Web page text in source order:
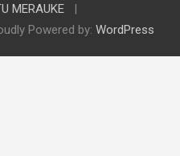
MERAUKE
Powered by: WordPress